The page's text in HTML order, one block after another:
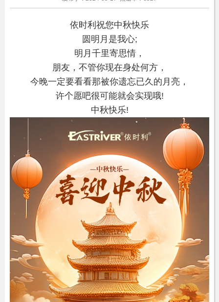
依时利祝您中秋快乐
圆明月是我心;
明月千里寄思情 ，
朋友，不管你现在身处何方，
今晚一定要看看那被你遗忘已久的月亮，
许个愿吧很可能就会实现哦!
中秋快乐!